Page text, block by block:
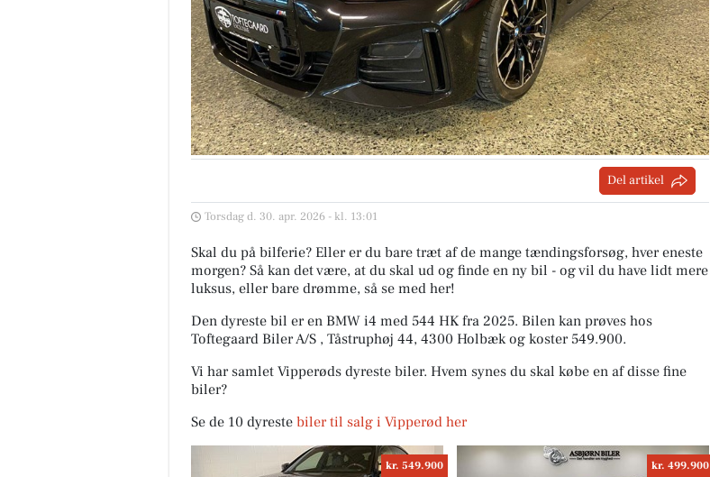
Del artikel
Torsdag d. 30. apr. 2026 - kl. 13:01
Skal du på bilferie? Eller er du bare træt af de mange tændingsforsøg, hver eneste
morgen? Så kan det være, at du skal ud og finde en ny bil - og vil du have lidt mere
luksus, eller bare drømme, så se med her!
Den dyreste bil er en BMW i4 med 544 HK fra 2025. Bilen kan prøves hos
Toftegaard Biler A/S , Tåstruphøj 44, 4300 Holbæk og koster 549.900.
Vi har samlet Vipperøds dyreste biler. Hvem synes du skal købe en af disse fine
biler?
Se de 10 dyreste biler til salg i Vipperød her
kr. 549.900 kr. 499.900